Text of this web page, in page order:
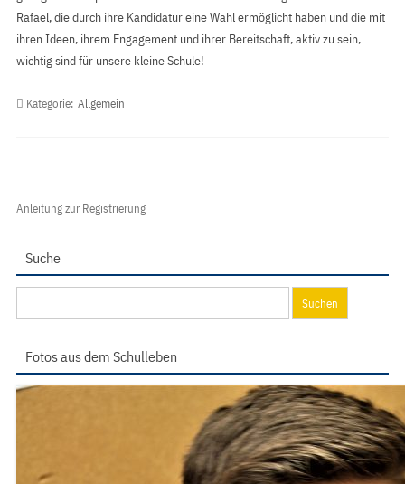
Rafael, die durch ihre Kandidatur eine Wahl ermöglicht haben und die mit
ihren Ideen, ihrem Engagement und ihrer Bereitschaft, aktiv zu sein,
wichtig sind für unsere kleine Schule!
Kategorie: Allgemein
Anleitung zur Registrierung
Suche
nach:
Fotos aus dem Schulleben